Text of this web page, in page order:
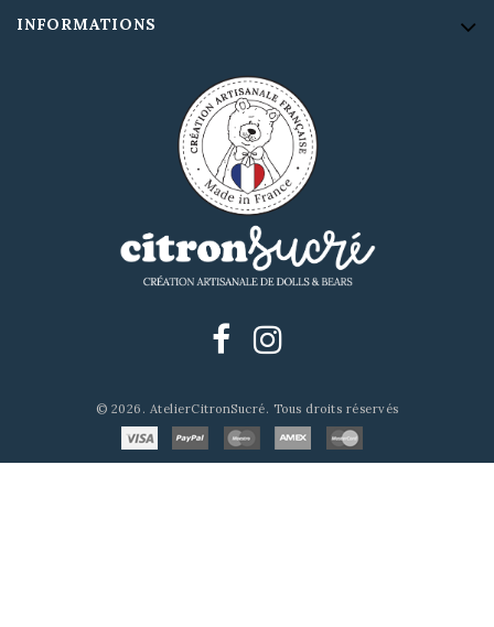
INFORMATIONS
© 2026. AtelierCitronSucré. Tous droits réservés